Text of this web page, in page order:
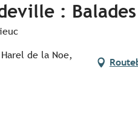
:
de la Noe,